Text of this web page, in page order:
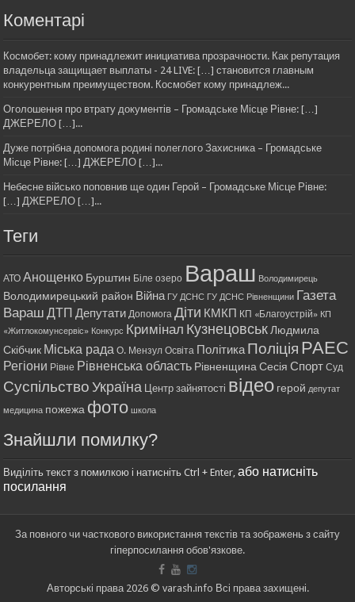
Коментарі
Космобет: кому принадлежит инициатива прозрачности. Как репутация
владельца защищает выплаты - 24 LIVE: […] становится главным
конкурентным преимуществом. Космобет кому принадлеж...
Оголошення про втрату документів – Громадське Місце Рівне: […]
ДЖЕРЕЛО […]...
Дуже потрібна допомога родині полеглого Захисника – Громадське
Місце Рівне: […] ДЖЕРЕЛО […]...
Небесне військо поповнив ще один Герой – Громадське Місце Рівне:
[…] ДЖЕРЕЛО […]...
Теги
АТО Анощенко Бурштин Біле озеро Вараш Володимирець
Володимирецький район Війна ГУ ДСНС ГУ ДСНС Рівненщини Газета
Вараш ДТП Депутати Допомога Діти КМКП КП «Благоустрій» КП
«Житлокомунсервіс» Конкурс Кримінал Кузнецовськ Людмила
Скібчик Міська рада О. Мензул Освіта ПолітикаПоліція РАЕС
Регіони Рівне Рівненська область Рівненщина Сесія Спорт Суд
Суспільство Україна Центр зайнятості відео герой депутат
медицина пожежа фото школа
Знайшли помилку?
Виділіть текст з помилкою і натисніть Ctrl + Enter,або натисніть
посилання
За повного чи часткового використання текстів та зображень з сайту
гіперпосилання обов'язкове.
Авторські права 2026 © varash.info Всі права захищені.